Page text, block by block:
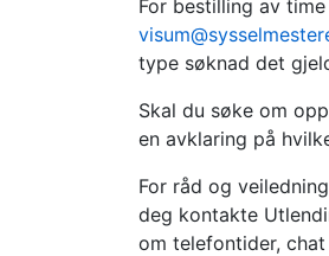
For bestilling av
type søknad det
Skal du søke om
en avklaring på
For råd og
deg kontakte
om telefontider,